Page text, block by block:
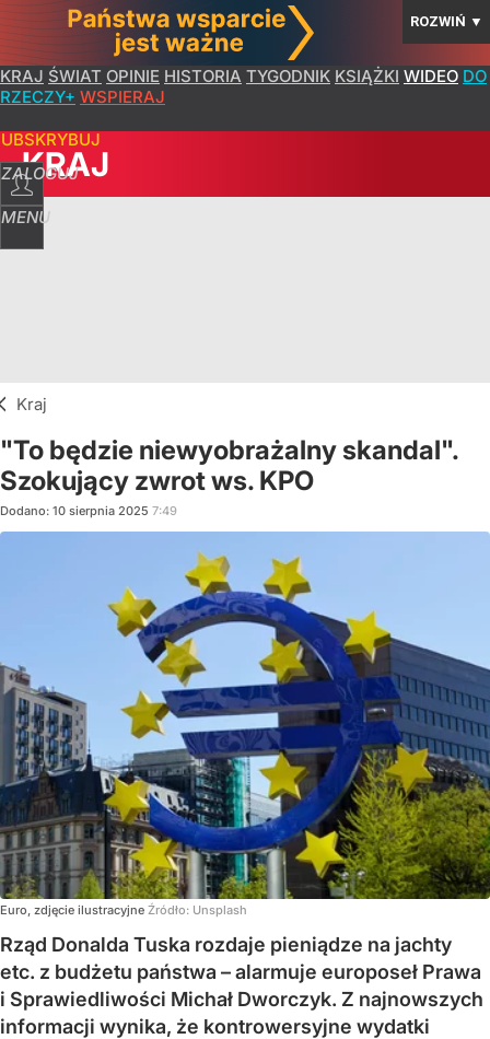
ROZWIŃ ▼
KRAJ ŚWIAT OPINIE HISTORIA TYGODNIK KSIĄŻKI WIDEO DO
RZECZY+ WSPIERAJ
ZALOGUJ
MENU
KRAJ
Kraj
"To będzie niewyobrażalny skandal".
Szokujący zwrot ws. KPO
Dodano: 10 sierpnia 2025 7:49
Euro, zdjęcie ilustracyjne Źródło: Unsplash
Rząd Donalda Tuska rozdaje pieniądze na jachty
etc. z budżetu państwa – alarmuje europoseł Prawa
i Sprawiedliwości Michał Dworczyk. Z najnowszych
informacji wynika, że kontrowersyjne wydatki